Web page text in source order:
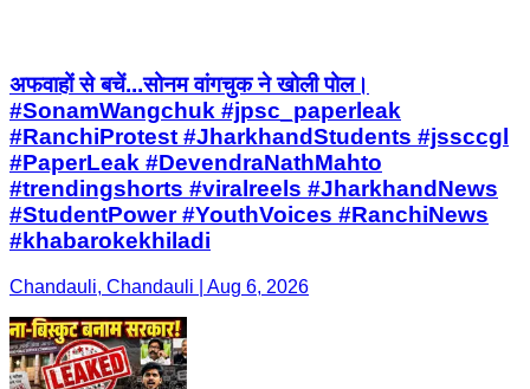
अफवाहों से बचें...सोनम वांगचुक ने खोली पोल।
#SonamWangchuk #jpsc_paperleak
#RanchiProtest #JharkhandStudents #jssccgl
#PaperLeak #DevendraNathMahto
#trendingshorts #viralreels #JharkhandNews
#StudentPower #YouthVoices #RanchiNews
#khabarokekhiladi
Chandauli, Chandauli | Aug 6, 2026